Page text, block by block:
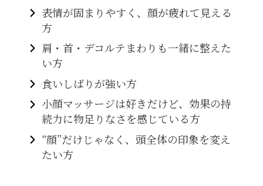
表情が固まりやすく、顔が疲れて見える
方
肩・首・デコルテまわりも一緒に整えた
い方
食いしばりが強い方
小顔マッサージは好きだけど、効果の持
続力に物足りなさを感じている方
“顔”だけじゃなく、頭全体の印象を変え
たい方